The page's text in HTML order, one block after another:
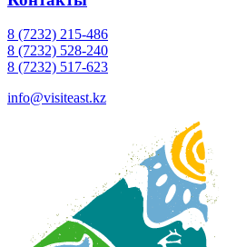
8 (7232) 215-486
8 (7232) 528-240
8 (7232) 517-623
info@visiteast.kz